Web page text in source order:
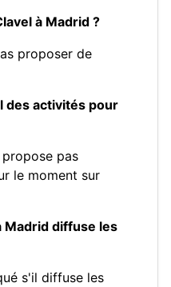
à Madrid ?
proposer de
des activités pour
pas
le moment sur
Madrid diffuse les
s'il diffuse les